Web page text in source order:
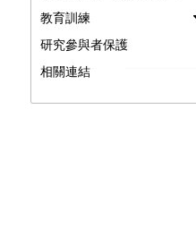
教育訓練
研究參與者保護
相關連結